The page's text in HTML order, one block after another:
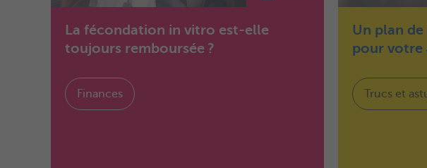
La fécondation in vitro est-elle
toujours remboursée ?
Finances
Un plan
pour votre
Trucs et